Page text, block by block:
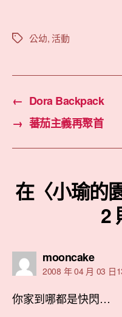
標
公幼, 活動
← Dora Backpack
→ 蕃茄主義再聚首
在〈小瑜的
2
mooncake表
示:
2008 年 04 月 03 日
你家到哪都是快閃…